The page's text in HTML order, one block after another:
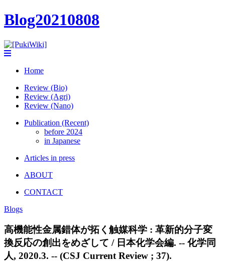
Blog20210808
Home
Review (Bio)
Review (Agri)
Review (Nano)
Publication (Recent)
before 2024
in Japanese
Articles in press
ABOUT
CONTACT
Blogs
高機能性金属錯体が拓く触媒科学 : 革新的分子変
換反応の創出をめざして / 日本化学会編. -- 化学同
人, 2020.3. -- (CSJ Current Review ; 37).